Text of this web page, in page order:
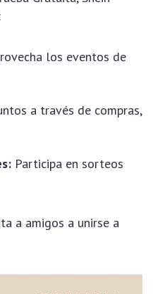
los eventos de
a través de compras,
Participa en sorteos
a amigos a unirse a